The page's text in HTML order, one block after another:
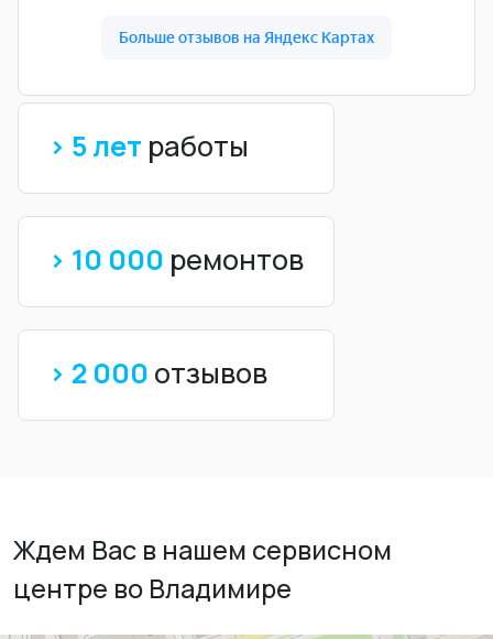
> 5 лет работы
> 10 000 ремонтов
> 2 000 отзывов
Ждем Вас в нашем сервисном
центре во Владимире